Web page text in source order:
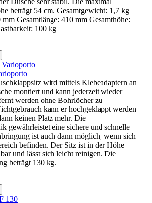
Dusche sehr stabil. Die maximal
beträgt 54 cm. Gesamtgewicht: 1,7 kg
mm Gesamtlänge: 410 mm Gesamthöhe:
100 kg
wird mittels Klebeadaptern an
montiert und kann jederzeit wieder
werden ohne Bohrlöcher zu
kann er hochgeklappt werden
keinen Platz mehr. Die
gewährleistet eine sichere und schnelle
ist auch dann möglich, wenn sich
befinden. Der Sitz ist in der Höhe
und lässt sich leicht reinigen. Die
beträgt 130 kg.